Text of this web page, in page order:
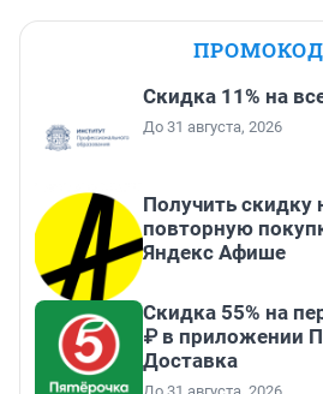
Скидка 11% на
До 31 августа, 2026
Получить скидку
повторную
Яндекс Афише
Скидка 55% на
₽ в приложении
Доставка